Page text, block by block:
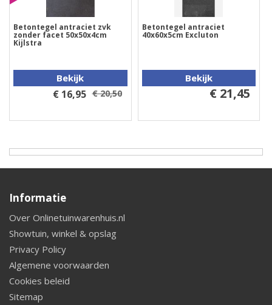
Betontegel antraciet zvk
zonder facet 50x50x4cm
Kijlstra
Bekijk
€ 16,95 € 20,50
Betontegel antraciet
40x60x5cm Excluton
Bekijk
€ 21,45
Informatie
Over Onlinetuinwarenhuis.nl
Showtuin, winkel & opslag
Privacy Policy
Algemene voorwaarden
Cookies beleid
Sitemap